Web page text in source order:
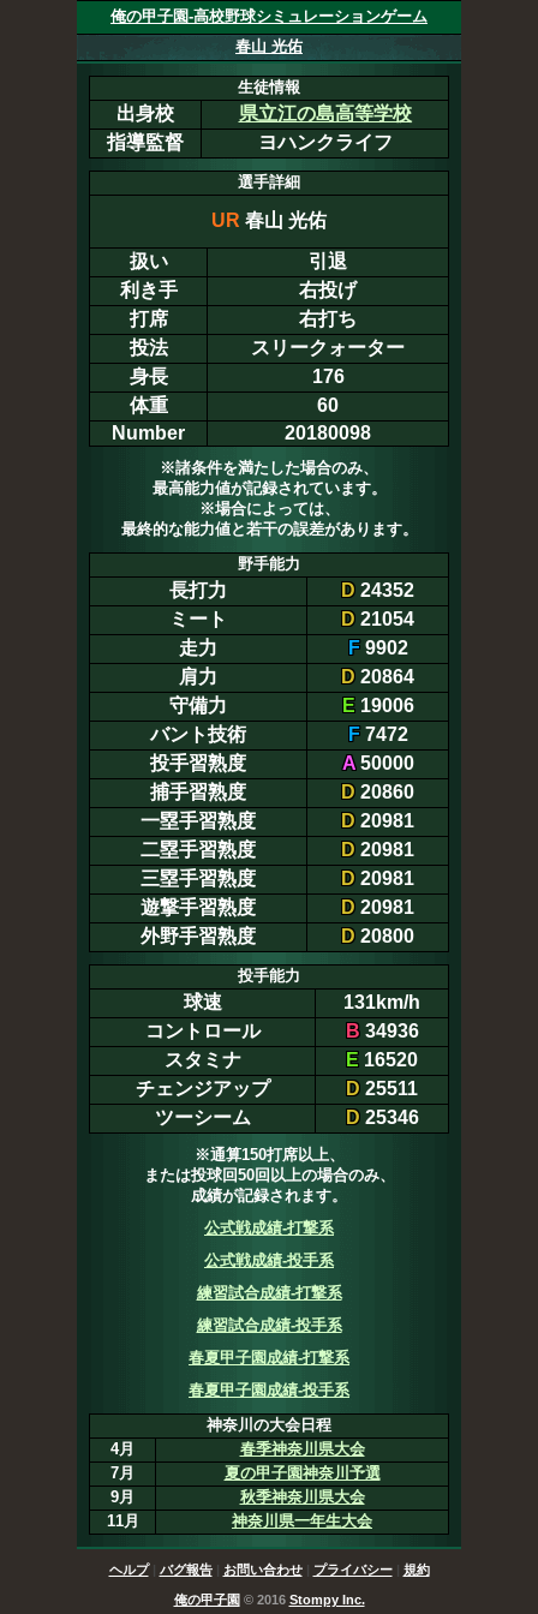
俺の甲子園-高校野球シミュレーションゲーム
春山 光佑
生徒情報
出身校
県立江の島高等学校
指導監督
ヨハンクライフ
選手詳細
UR 春山 光佑
扱い
引退
利き手
右投げ
打席
右打ち
投法
スリークォーター
身長
176
体重
60
Number
20180098
※諸条件を満たした場合のみ、
最高能力値が記録されています。
※場合によっては、
最終的な能力値と若干の誤差があります。
野手能力
長打力 D 24352
ミート
D 21054
走力
F9902
肩力
D 20864
守備力
E19006
バント技術
F7472
投手習熟度
A50000
捕手習熟度
D 20860
一塁手習熟度
D 20981
二塁手習熟度
D 20981
三塁手習熟度
D 20981
遊撃手習熟度
D 20981
外野手習熟度
D 20800
投手能力
球速
131km/h
コントロール
B34936
スタミナ
E 16520
チェンジアップ
D 25511
ツーシーム
D25346
※通算150打席以上、
または投球回50回以上の場合のみ、
成績が記録されます。
公式戦成績-打撃系
公式戦成績-投手系
練習試合成績-打撃系
練習試合成績-投手系
春夏甲子園成績-打撃系
春夏甲子園成績-投手系
神奈川の大会日程
4月
春季神奈川県大会
7月
夏の甲子園神奈川予選
9月
秋季神奈川県大会
11月
神奈川県一年生大会
ヘルプ| バグ報告| お問い合わせ| プライバシー| 規約
俺の甲子園 © 2016 Stompy Inc.